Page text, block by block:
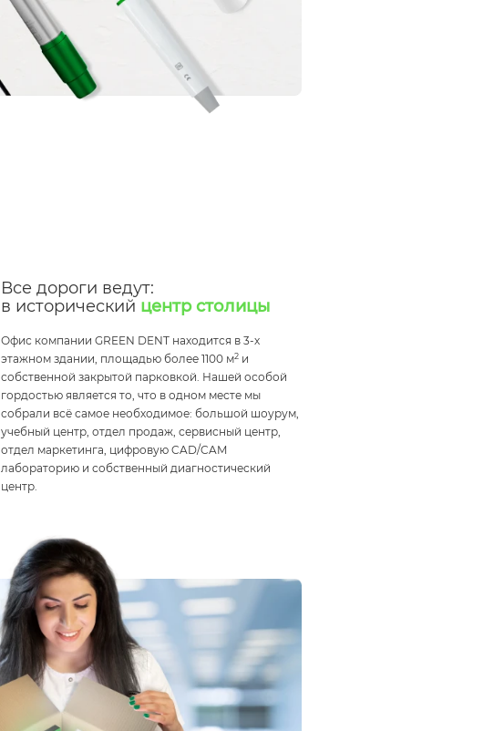
Все дороги ведут:
в исторический центр столицы
Офис компании GREEN DENT находится в 3-х
этажном здании, площадью более 1100 м2и
собственной закрытой парковкой. Нашей особой
гордостью является то, что в одном месте мы
собрали всё самое необходимое: большой шоурум,
учебный центр, отдел продаж, сервисный центр,
отдел маркетинга, цифровую CAD/CAM
лабораторию и собственный диагностический
центр.